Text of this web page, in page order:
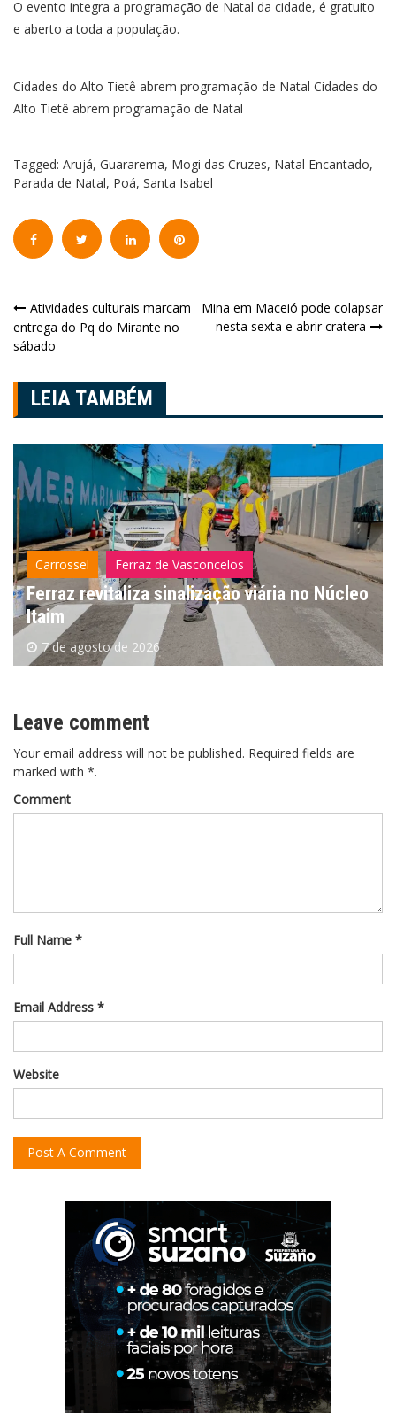
O evento integra a programação de Natal da cidade, é gratuito
e aberto a toda a população.
Cidades do Alto Tietê abrem programação de Natal Cidades do
Alto Tietê abrem programação de Natal
Tagged: Arujá, Guararema, Mogi das Cruzes, Natal Encantado,
Parada de Natal, Poá, Santa Isabel
Navegação
de
Post
Atividades culturais marcam
entrega do Pq do Mirante no
sábado
Mina em Maceió pode colapsar
nesta sexta e abrir cratera
LEIA TAMBÉM
Carrossel Ferraz de Vasconcelos
Ferraz revitaliza sinalização viária no Núcleo
Itaim
7 de agosto de 2026
Leave comment
Your email address will not be published. Required fields are
marked with *.
Comment
Full Name *
Email Address *
Website